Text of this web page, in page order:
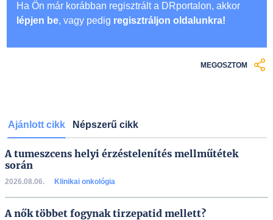
Ha Ön már korábban regisztrált a DRportalon, akkor
lépjen be, vagy pedig regisztráljon oldalunkra!
MEGOSZTOM
Ajánlott cikk Népszerű cikk
A tumeszcens helyi érzéstelenítés mellműtétek
során
2026.08.06. Klinikai onkológia
A nők többet fogynak tirzepatid mellett?